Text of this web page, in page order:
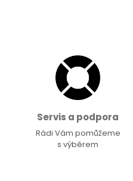
Servis a podpora
Rádi Vám pomůžeme
s výběrem